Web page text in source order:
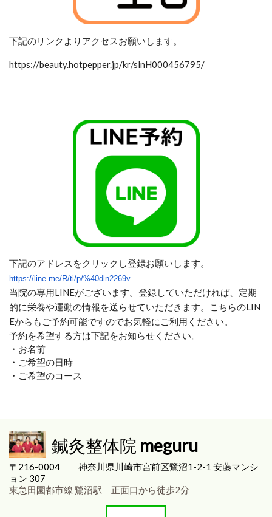
下記のリンクよりアクセスお願いします。
https://beauty.hotpepper.jp/kr/slnH000456795/
下記のアドレスをクリックし登録お願いします。
https://line.me/R/ti/p/%40dln2269v
当院の専用LINEがございます。登録していただければ、定期
的に栄養や運動の情報を送らせていただきます。こちらのLIN
Eからもご予約可能ですのでお気軽にご利用ください。
予約を希望する方は下記をお知らせください。
・お名前
・ご希望の日時
・ご希望のコース
鍼灸整体院 meguru
〒216-0004 神奈川県川崎市宮前区鷺沼1-2-1 安藤マンシ
ョン 307
東急田園都市線 鷺沼駅 正面口から徒歩2分